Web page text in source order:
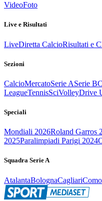
VideoFoto
Live e Risultati
LiveDiretta CalcioRisultati e
Sezioni
CalcioMercatoSerie ASerie B
LeagueTennisSciVolleyDrive
Speciali
Mondiali 2026Roland Garros
2025Paralimpiadi Parigi 2024
Squadra Serie A
AtalantaBolognaCagliariComo